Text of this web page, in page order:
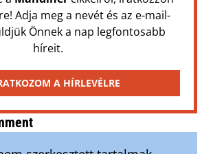
Adja meg a nevét és az e-mail-
Önnek a nap legfontosabb
híreit.
A HÍRLEVÉLRE